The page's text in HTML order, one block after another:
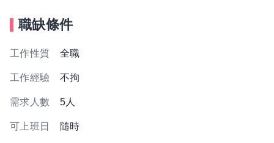
職缺條件
工作性質 全職
工作經驗 不拘
需求人數 5人
可上班日 隨時